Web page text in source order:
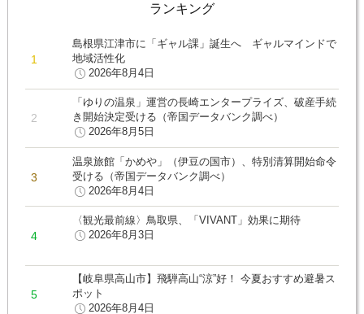
ランキング
島根県江津市に「ギャル課」誕生へ ギャルマインドで
地域活性化
2026年8月4日
「ゆりの温泉」運営の長崎エンタープライズ、破産手続
き開始決定受ける（帝国データバンク調べ）
2026年8月5日
温泉旅館「かめや」（伊豆の国市）、特別清算開始命令
受ける（帝国データバンク調べ）
2026年8月4日
〈観光最前線〉鳥取県、「VIVANT」効果に期待
2026年8月3日
【岐阜県高山市】飛騨高山“涼”好！ 今夏おすすめ避暑ス
ポット
2026年8月4日